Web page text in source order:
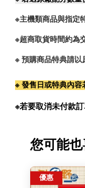
※主機類商品與指定
※超商取貨時間約為
※ 預購商品特典請以
※ 發售日或特典內容
※若要取消未付款
您可能
優惠